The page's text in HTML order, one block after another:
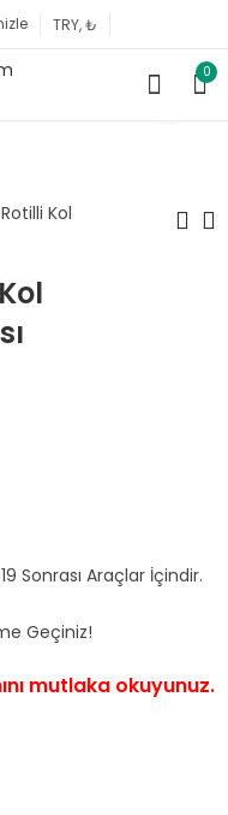
0
Kol
Tesla Model Y Ön
Sonrası Araçlar İçindir.
Geçiniz!
mutlaka okuyunuz.